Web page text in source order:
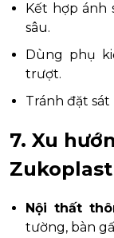
Kết hợp ánh
sâu.
Dùng phụ
trượt.
Tránh đặt
7. Xu
Nội thất
tường, bàn